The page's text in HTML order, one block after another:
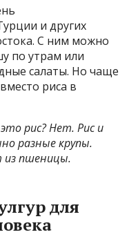
и других
С ним можно
по утрам или
салаты. Но чаще
риса в
рис? Нет.Рис и
разные крупы.
из пшеницы.
для